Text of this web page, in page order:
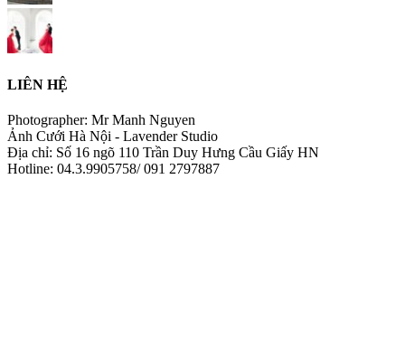
LIÊN HỆ
Photographer: Mr Manh Nguyen
Ảnh Cưới Hà Nội - Lavender Studio
Địa chỉ: Số 16 ngõ 110 Trần Duy Hưng Cầu Giấy HN
Hotline: 04.3.9905758/ 091 2797887